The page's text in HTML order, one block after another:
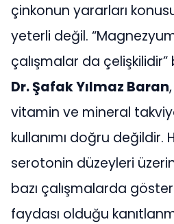
çinkonun yararları
yeterli değil.
çalışmalar da
Dr. Şafak Yılmaz Baran
vitamin ve mineral
kullanımı doğru
serotonin düzeyleri
bazı çalışmalarda
faydası olduğu